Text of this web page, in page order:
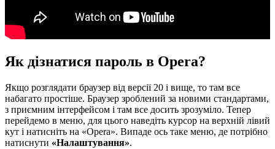
Як дізнатися пароль в Opera?
Якщо розглядати браузер від версії 20 і вище, то там все
набагато простіше. Браузер зроблений за новими стандартами,
з приємним інтерфейсом і там все досить зрозуміло. Тепер
перейдемо в меню, для цього наведіть курсор на верхній лівий
кут і натисніть на «Opera». Випаде ось таке меню, де потрібно
натиснути «Налаштування».